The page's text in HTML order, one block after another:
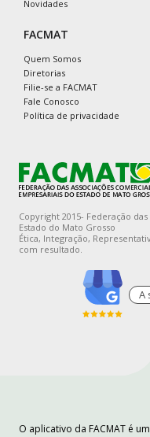
Novidades
FACMAT
Quem Somos
Diretorias
Filie-se a FACMAT
Fale Conosco
Política de privacidade
Copyright 2015- Federação
Estado do Mato Grosso
Ética, Integração,
com resultado.
A
O aplicativo da FACMAT é